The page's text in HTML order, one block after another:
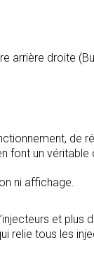
arrière droite
de
font un
ni affichage.
et plus
relie tous les